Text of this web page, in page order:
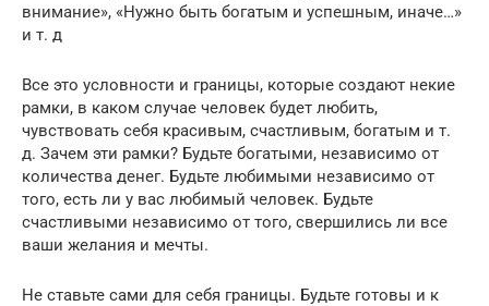
внимание», «Нужно быть богатым и успешным, иначе…»
и т. д
Все это условности и границы, которые создают некие
рамки, в каком случае человек будет любить,
чувствовать себя красивым, счастливым, богатым и т.
д. Зачем эти рамки? Будьте богатыми, независимо от
количества денег. Будьте любимыми независимо от
того, есть ли у вас любимый человек. Будьте
счастливыми независимо от того, свершились ли все
ваши желания и мечты.
Не ставьте сами для себя границы. Будьте готовы и к